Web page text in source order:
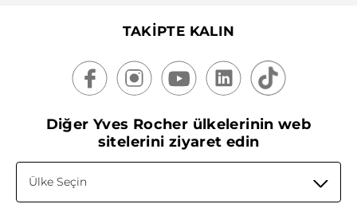
TAKİPTE KALIN
Diğer Yves Rocher ülkelerinin web
sitelerini ziyaret edin
Ülke Seçin